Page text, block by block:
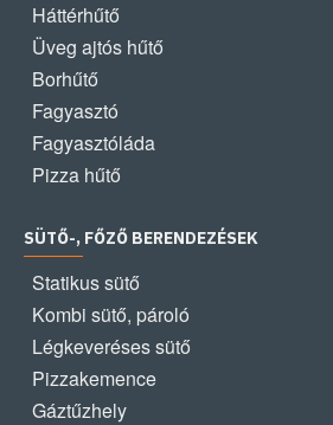
Háttérhűtő
Üveg ajtós hűtő
Borhűtő
Fagyasztó
Fagyasztóláda
Pizza hűtő
SÜTŐ-, FŐZŐ BERENDEZÉSEK
Statikus sütő
Kombi sütő, pároló
Légkeveréses sütő
Pizzakemence
Gáztűzhely